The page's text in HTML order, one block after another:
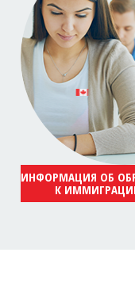
ИНФОРМАЦИЯ ОБ
К